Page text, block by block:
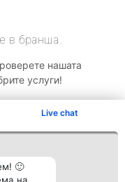
Live chat
🙂
в бранша.
нашата
услуги!